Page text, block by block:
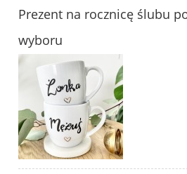
Prezent na rocznicę ślubu
wyboru